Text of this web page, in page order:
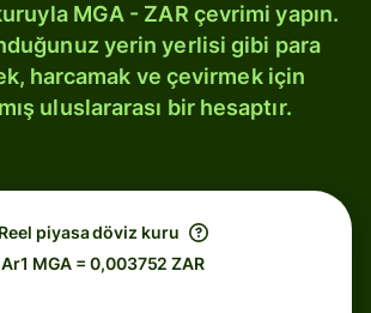
MGA - ZAR çevrimi yapın.
yerin yerlisi gibi para
harcamak ve çevirmek için
uluslararası bir hesaptır.
Reel piyasa döviz kuru
Ar1 MGA = 0,003752 ZAR